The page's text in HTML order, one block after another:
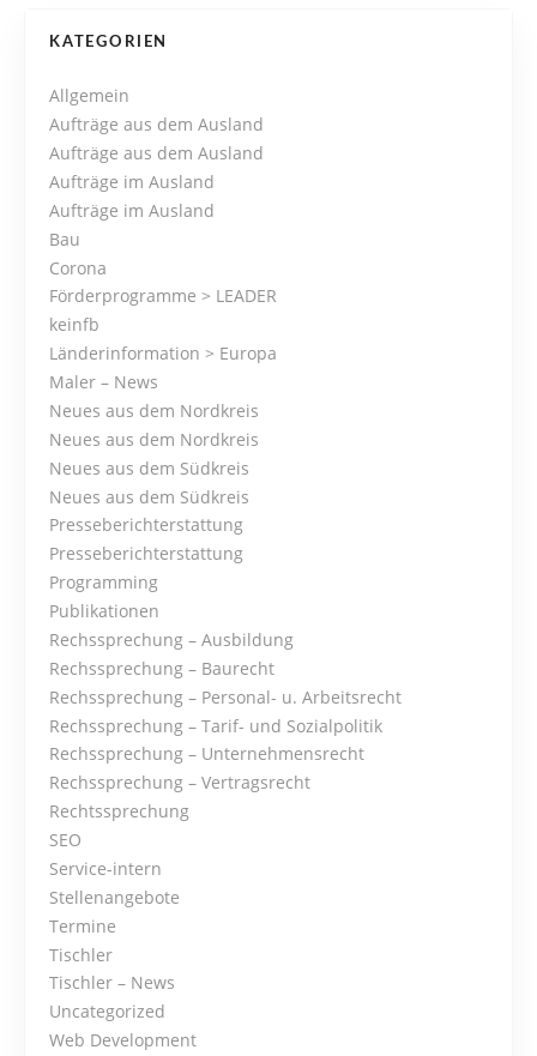
N
KATEGORIEN
Allgemein
Aufträge aus dem Ausland
Aufträge aus dem Ausland
Aufträge im Ausland
Aufträge im Ausland
Bau
Corona
Förderprogramme > LEADER
keinfb
Länderinformation > Europa
Maler – News
Neues aus dem Nordkreis
Neues aus dem Nordkreis
Neues aus dem Südkreis
Neues aus dem Südkreis
Presseberichterstattung
Presseberichterstattung
Programming
Publikationen
Rechssprechung – Ausbildung
Rechssprechung – Baurecht
Rechssprechung – Personal- u. Arbeitsrecht
Rechssprechung – Tarif- und Sozialpolitik
Rechssprechung – Unternehmensrecht
Rechssprechung – Vertragsrecht
Rechtssprechung
SEO
Service-intern
Stellenangebote
Termine
Tischler
Tischler – News
Uncategorized
Web Development